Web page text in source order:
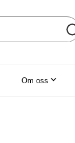
Om oss